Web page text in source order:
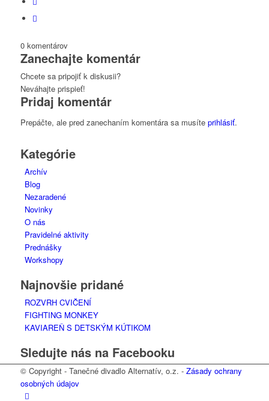
0 komentárov
Zanechajte komentár
Chcete sa pripojiť k diskusii?
Neváhajte prispieť!
Pridaj komentár
Prepáčte, ale pred zanechaním komentára sa musíte prihlásiť.
Kategórie
Archív
Blog
Nezaradené
Novinky
O nás
Pravidelné aktivity
Prednášky
Workshopy
Najnovšie pridané
ROZVRH CVIČENÍ
FIGHTING MONKEY
KAVIAREŇ S DETSKÝM KÚTIKOM
Sledujte nás na Facebooku
© Copyright - Tanečné divadlo Alternatív, o.z. - Zásady ochrany
osobných údajov